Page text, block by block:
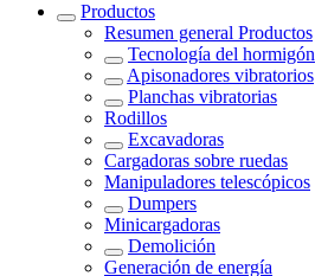
Productos
Resumen general Productos
Tecnología del hormigón
Apisonadores vibratorios
Planchas vibratorias
Rodillos
Excavadoras
Cargadoras sobre ruedas
Manipuladores telescópicos
Dumpers
Minicargadoras
Demolición
Generación de energía